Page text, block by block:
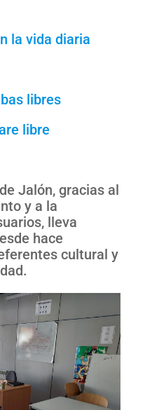
la vida diaria
libres
libre
Jalón, gracias al
y a la
lleva
hace
cultural y